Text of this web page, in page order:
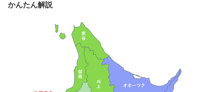
かんたん解説